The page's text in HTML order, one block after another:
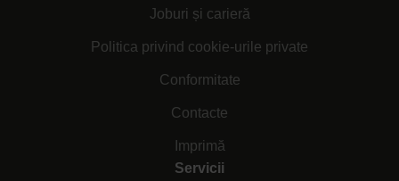
Joburi și carieră
Politica privind cookie-urile private
Conformitate
Contacte
Imprimă
Servicii